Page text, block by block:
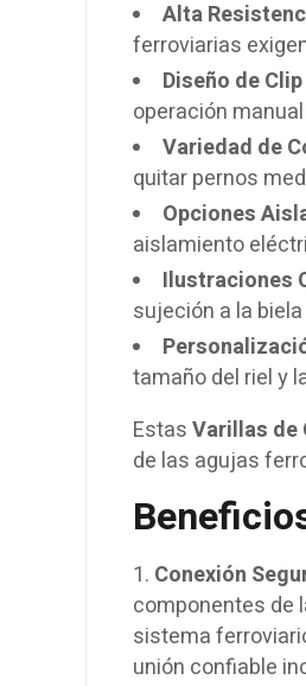
Alta
ferroviarias
Diseño de
operación
Variedad de
quitar pernos
Opciones
aislamiento
Ilustraciones
sujeción a la
tamaño del riel y
EstasVarillas de
de las agujas
Conexión
componentes de
sistema
unión confiable